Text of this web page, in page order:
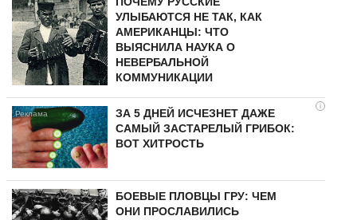
УЛЫБАЮТСЯ НЕ ТАК, КАК
АМЕРИКАНЦЫ: ЧТО
ВЫЯСНИЛА НАУКА О
НЕВЕРБАЛЬНОЙ
КОММУНИКАЦИИ
i
ЗА 5 ДНЕЙ ИСЧЕЗНЕТ ДАЖЕ
САМЫЙ ЗАСТАРЕЛЫЙ ГРИБОК:
ВОТ ХИТРОСТЬ
БОЕВЫЕ ПЛОВЦЫ ГРУ: ЧЕМ
ОНИ ПРОСЛАВИЛИСЬ